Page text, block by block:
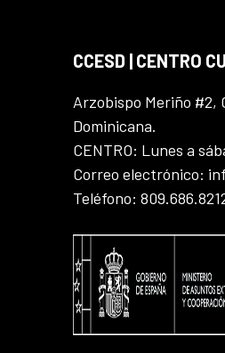
CCESD | CENTRO
Arzobispo Meriño #2,
Dominicana.
CENTRO: Lunes a
Correo electrónico:
Teléfono: